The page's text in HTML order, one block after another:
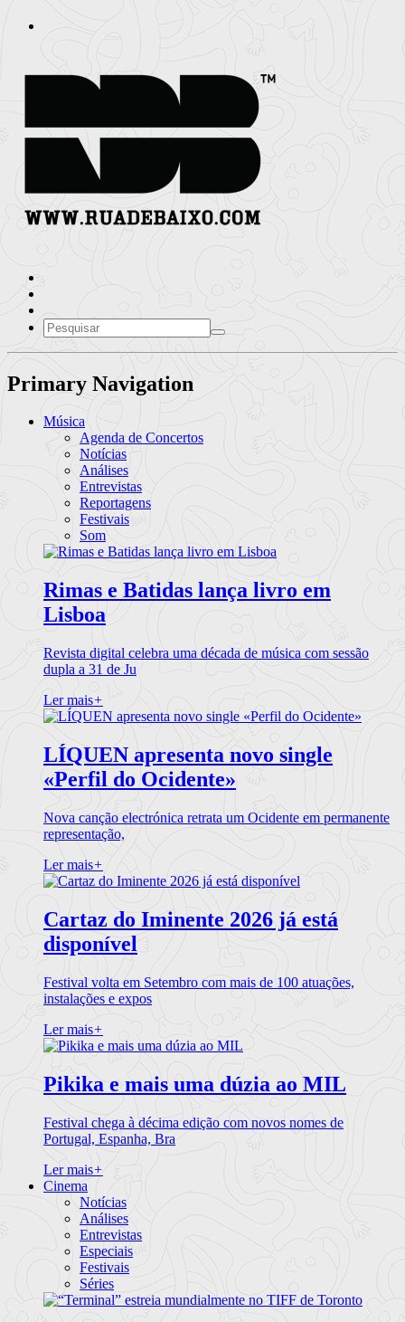
Primary Navigation
Música
Agenda de Concertos
Notícias
Análises
Entrevistas
Reportagens
Festivais
Som
Rimas e Batidas lança livro em
Lisboa
Revista digital celebra uma década de música com sessão
dupla a 31 de Ju
Ler mais+
LÍQUEN apresenta novo single
«Perfil do Ocidente»
Nova canção electrónica retrata um Ocidente em permanente
representação,
Ler mais+
Cartaz do Iminente 2026 já está
disponível
Festival volta em Setembro com mais de 100 atuações,
instalações e expos
Ler mais+
Pikika e mais uma dúzia ao MIL
Festival chega à décima edição com novos nomes de
Portugal, Espanha, Bra
Ler mais+
Cinema
Notícias
Análises
Entrevistas
Especiais
Festivais
Séries